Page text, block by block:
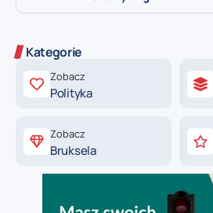
Kategorie
Zobacz
Polityka
Zobacz
Bruksela